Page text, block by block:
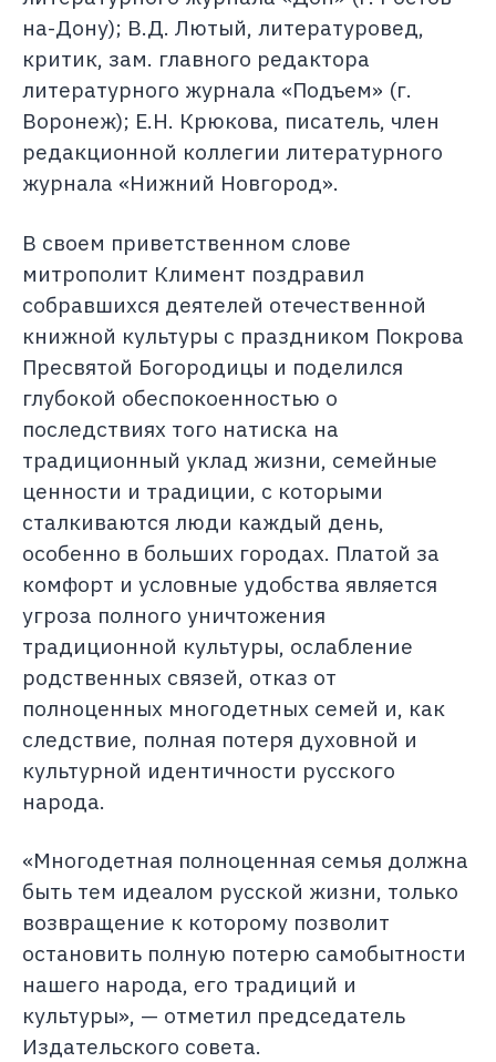
на-Дону); В.Д. Лютый, литературовед,
критик, зам. главного редактора
литературного журнала «Подъем» (г.
Воронеж); Е.Н. Крюкова, писатель, член
редакционной коллегии литературного
журнала «Нижний Новгород».
В своем приветственном слове
митрополит Климент поздравил
собравшихся деятелей отечественной
книжной культуры с праздником Покрова
Пресвятой Богородицы и поделился
глубокой обеспокоенностью о
последствиях того натиска на
традиционный уклад жизни, семейные
ценности и традиции, с которыми
сталкиваются люди каждый день,
особенно в больших городах. Платой за
комфорт и условные удобства является
угроза полного уничтожения
традиционной культуры, ослабление
родственных связей, отказ от
полноценных многодетных семей и, как
следствие, полная потеря духовной и
культурной идентичности русского
народа.
«Многодетная полноценная семья должна
быть тем идеалом русской жизни, только
возвращение к которому позволит
остановить полную потерю самобытности
нашего народа, его традиций и
культуры», — отметил председатель
Издательского совета.